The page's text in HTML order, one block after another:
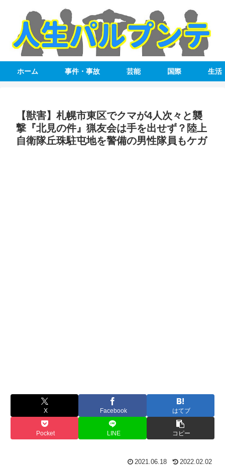
ホーム 事件・事故 芸能 国際 生活
【獣害】札幌市東区でクマが4人次々と襲
撃『北見の件』猟友会は手を出せず？陸上
自衛隊丘珠駐屯地を警備の男性隊員もケガ
X Facebook はてブ
Pocket LINE コピー
2021.06.18 2022.02.02